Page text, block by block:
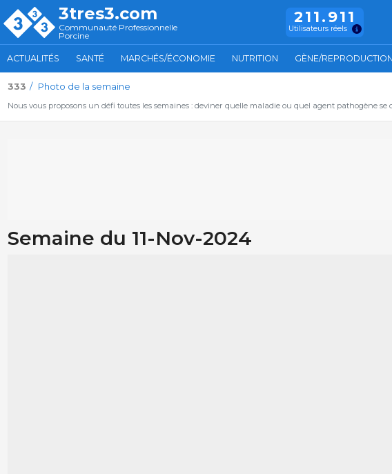
3tres3.com
Communauté Professionnelle
Porcine
211.911
Utilisateurs réels
ACTUALITÉS SANTÉ MARCHÉS/ÉCONOMIE NUTRITION GÈNE/REPRODUCTION
333 Photo de la semaine
Nous vous proposons un défi toutes les semaines : deviner quelle maladie ou quel agent pathogène
Semaine du 11-Nov-2024